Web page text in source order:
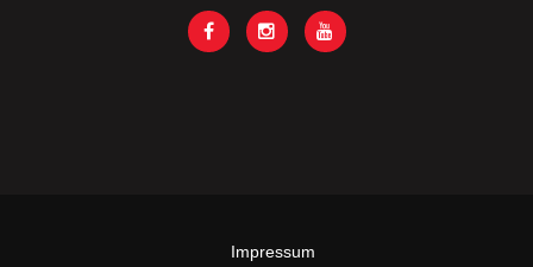
Impressum